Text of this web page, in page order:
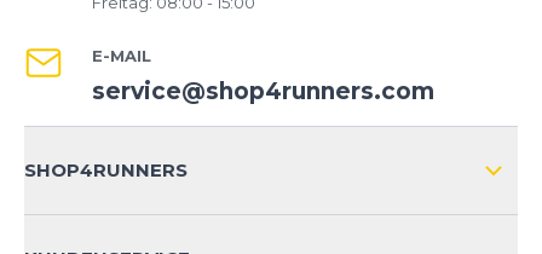
E-MAIL
service@shop4runners.com
SHOP4RUNNERS